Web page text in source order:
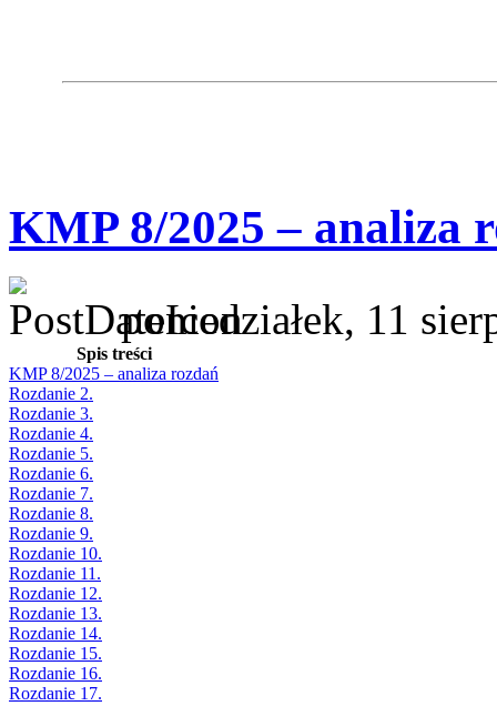
KMP 8/2025 – analiza
poniedziałek, 11
Spis treści
KMP 8/2025 – analiza rozdań
Rozdanie 2.
Rozdanie 3.
Rozdanie 4.
Rozdanie 5.
Rozdanie 6.
Rozdanie 7.
Rozdanie 8.
Rozdanie 9.
Rozdanie 10.
Rozdanie 11.
Rozdanie 12.
Rozdanie 13.
Rozdanie 14.
Rozdanie 15.
Rozdanie 16.
Rozdanie 17.